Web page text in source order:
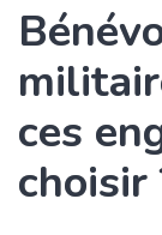
ces
choisir